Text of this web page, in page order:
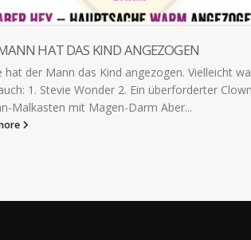
DANK WALKIE TALKIE GEFANGEN IN